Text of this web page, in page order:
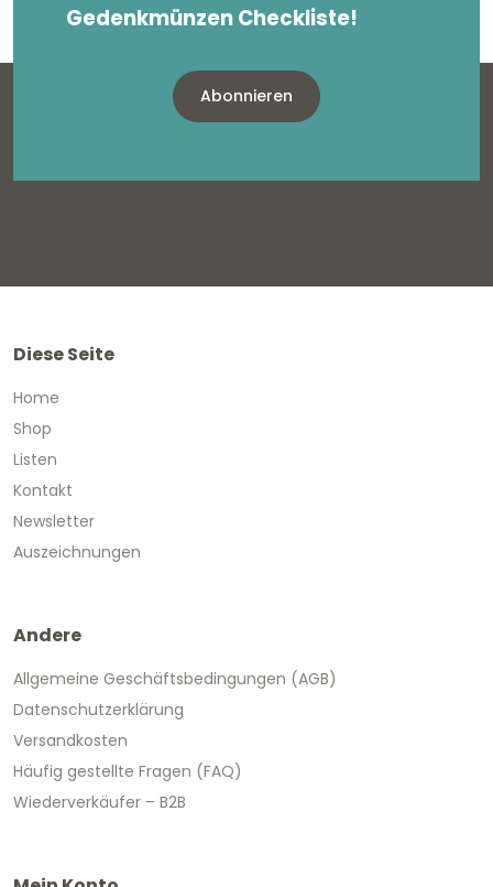
Gedenkmünzen Checkliste!
Abonnieren
Diese Seite
Home
Shop
Listen
Kontakt
Newsletter
Auszeichnungen
Andere
Allgemeine Geschäftsbedingungen (AGB)
Datenschutzerklärung
Versandkosten
Häufig gestellte Fragen (FAQ)
Wiederverkäufer – B2B